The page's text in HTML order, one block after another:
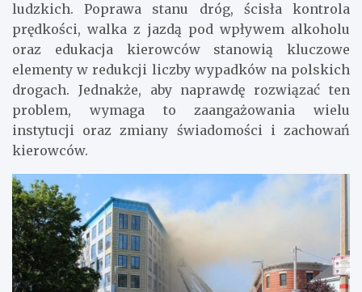
ludzkich. Poprawa stanu dróg, ścisła kontrola
prędkości, walka z jazdą pod wpływem alkoholu
oraz edukacja kierowców stanowią kluczowe
elementy w redukcji liczby wypadków na polskich
drogach. Jednakże, aby naprawdę rozwiązać ten
problem, wymaga to zaangażowania wielu
instytucji oraz zmiany świadomości i zachowań
kierowców.